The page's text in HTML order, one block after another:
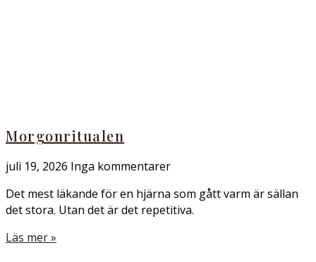
Morgonritualen
juli 19, 2026 Inga kommentarer
Det mest läkande för en hjärna som gått varm är sällan
det stora. Utan det är det repetitiva.
Läs mer »